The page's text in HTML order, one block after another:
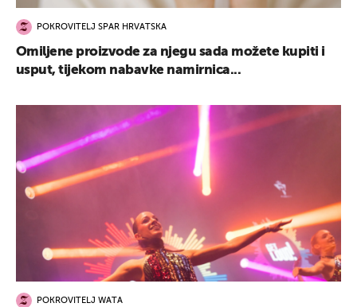
POKROVITELJ SPAR HRVATSKA
Omiljene proizvode za njegu sada možete kupiti i
usput, tijekom nabavke namirnica...
POKROVITELJ WATA